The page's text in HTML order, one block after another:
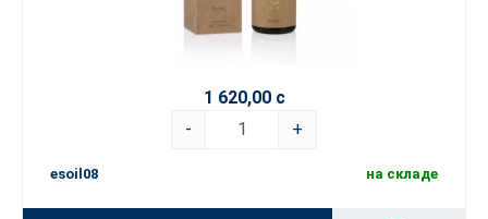
1 620,00 с
-
+
esoil08 на складе